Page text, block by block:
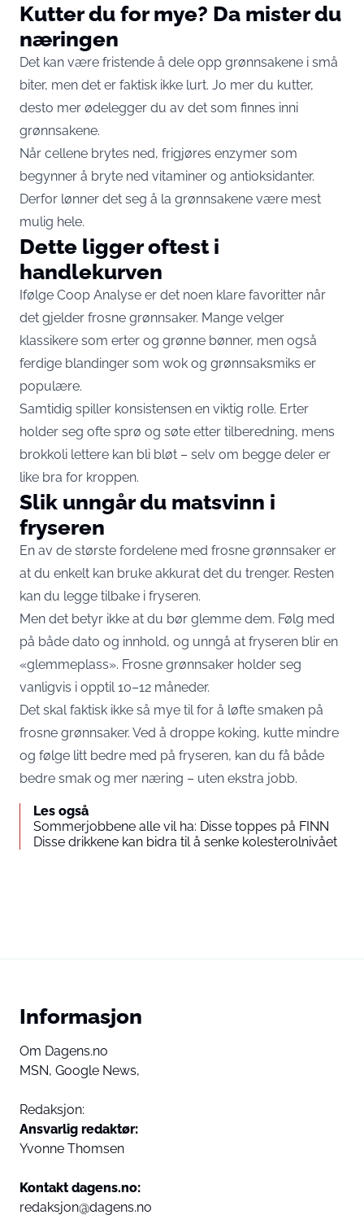
Kutter du for mye? Da mister du
næringen
Det kan være fristende å dele opp grønnsakene i små
biter, men det er faktisk ikke lurt. Jo mer du kutter,
desto mer ødelegger du av det som finnes inni
grønnsakene.
Når cellene brytes ned, frigjøres enzymer som
begynner å bryte ned vitaminer og antioksidanter.
Derfor lønner det seg å la grønnsakene være mest
mulig hele.
Dette ligger oftest i
handlekurven
Ifølge Coop Analyse er det noen klare favoritter når
det gjelder frosne grønnsaker. Mange velger
klassikere som erter og grønne bønner, men også
ferdige blandinger som wok og grønnsaksmiks er
populære.
Samtidig spiller konsistensen en viktig rolle. Erter
holder seg ofte sprø og søte etter tilberedning, mens
brokkoli lettere kan bli bløt – selv om begge deler er
like bra for kroppen.
Slik unngår du matsvinn i
fryseren
En av de største fordelene med frosne grønnsaker er
at du enkelt kan bruke akkurat det du trenger. Resten
kan du legge tilbake i fryseren.
Men det betyr ikke at du bør glemme dem. Følg med
på både dato og innhold, og unngå at fryseren blir en
«glemmeplass». Frosne grønnsaker holder seg
vanligvis i opptil 10–12 måneder.
Det skal faktisk ikke så mye til for å løfte smaken på
frosne grønnsaker. Ved å droppe koking, kutte mindre
og følge litt bedre med på fryseren, kan du få både
bedre smak og mer næring – uten ekstra jobb.
Les også
Sommerjobbene alle vil ha: Disse toppes på FINN
Disse drikkene kan bidra til å senke kolesterolnivået
Informasjon
Om Dagens.no
MSN, Google News,
Redaksjon:
Ansvarlig redaktør:
Yvonne Thomsen
Kontakt dagens.no:
redaksjon@dagens.no